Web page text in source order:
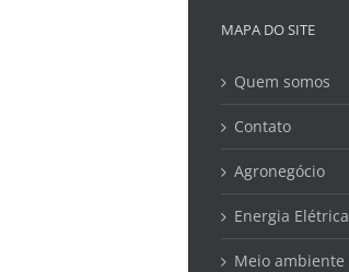
MAPA DO SITE
Quem somos
Contato
Agronegócio
Energia Elétrica
Meio ambiente